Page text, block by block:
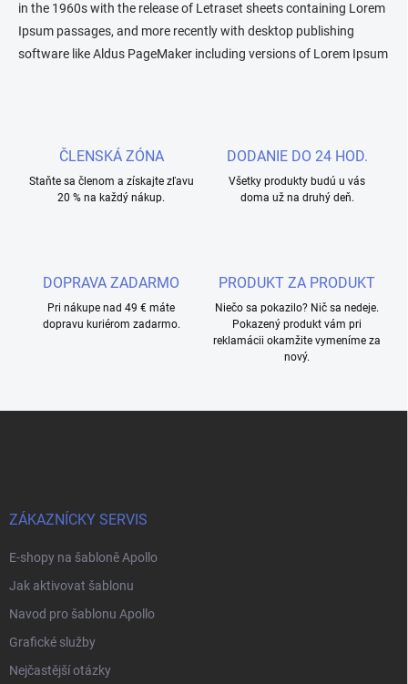
in the 1960s with the release of Letraset sheets containing Lorem
Ipsum passages, and more recently with desktop publishing
software like Aldus PageMaker including versions of Lorem Ipsum
ČLENSKÁ ZÓNA
Staňte sa členom a získajte zľavu
20 % na každý nákup.
DODANIE DO 24 HOD.
Všetky produkty budú u vás
doma už na druhý deň.
DOPRAVA ZADARMO
Pri nákupe nad 49 € máte
dopravu kuriérom zadarmo.
PRODUKT ZA PRODUKT
Niečo sa pokazilo? Nič sa nedeje.
Pokazený produkt vám pri
reklamácii okamžite vymeníme za
nový.
ZÁKAZNÍCKY SERVIS
E-shopy na šabloně Apollo
Jak aktivovat šablonu
Navod pro šablonu Apollo
Grafické služby
Nejčastější otázky